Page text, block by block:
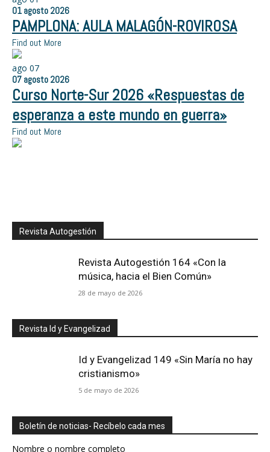
01 agosto 2026
PAMPLONA: AULA MALAGÓN-ROVIROSA
Find out More
ago 07
07 agosto 2026
Curso Norte-Sur 2026 «Respuestas de
esperanza a este mundo en guerra»
Find out More
Revista Autogestión
Revista Autogestión 164 «Con la
música, hacia el Bien Común»
28 de mayo de 2026
Revista Id y Evangelizad
Id y Evangelizad 149 «Sin María no hay
cristianismo»
5 de mayo de 2026
Boletín de noticias- Recíbelo cada mes
Nombre o nombre completo